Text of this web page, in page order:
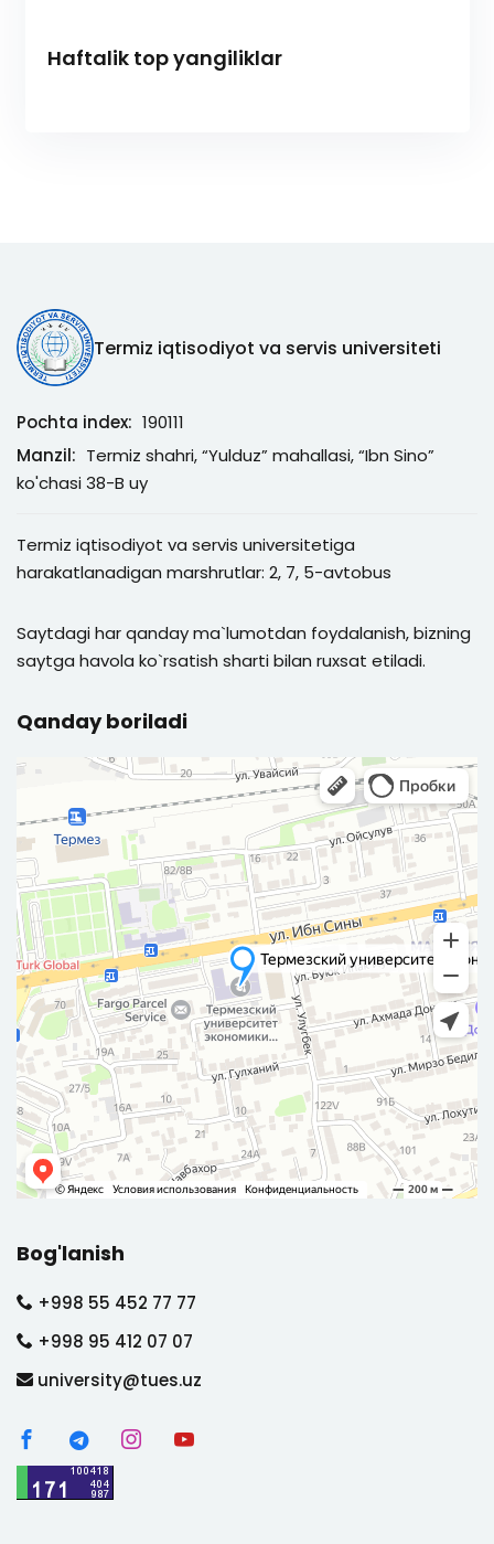
Haftalik top yangiliklar
Termiz iqtisodiyot va servis universiteti
Pochta index: 190111
Manzil: Termiz shahri, “Yulduz” mahallasi, “Ibn Sino”
ko'chasi 38-B uy
Termiz iqtisodiyot va servis universitetiga
harakatlanadigan marshrutlar: 2, 7, 5-avtobus
Saytdagi har qanday ma`lumotdan foydalanish, bizning
saytga havola ko`rsatish sharti bilan ruxsat etiladi.
Qanday boriladi
Bog'lanish
+998 55 452 77 77
+998 95 412 07 07
university@tues.uz